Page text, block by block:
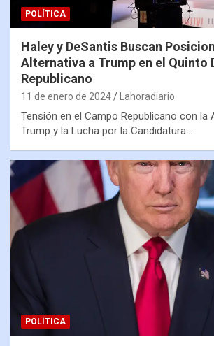
POLÍTICA
Haley y DeSantis Buscan
Alternativa a Trump en el Quinto
Republicano
11 de enero de 2024 Lahoradiario
Tensión en el Campo Republicano con la
Trump y la Lucha por la Candidatura…
POLÍTICA